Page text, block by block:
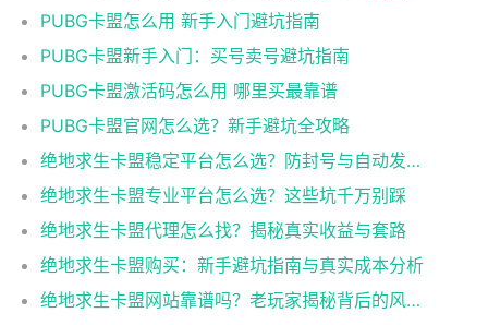
PUBG卡盟怎么用 新手入门避坑指南
PUBG卡盟新手入门：买号卖号避坑指南
PUBG卡盟激活码怎么用 哪里买最靠谱
PUBG卡盟官网怎么选？新手避坑全攻略
绝地求生卡盟稳定平台怎么选？防封号与自动发货全解析
绝地求生卡盟专业平台怎么选？这些坑千万别踩
绝地求生卡盟代理怎么找？揭秘真实收益与套路
绝地求生卡盟购买：新手避坑指南与真实成本分析
绝地求生卡盟网站靠谱吗？老玩家揭秘背后的风险与真相